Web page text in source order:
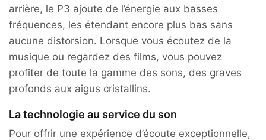
arrière, le P3 ajoute de l’énergie aux basses
fréquences, les étendant encore plus bas sans
aucune distorsion. Lorsque vous écoutez de la
musique ou regardez des films, vous pouvez
profiter de toute la gamme des sons, des graves
profonds aux aigus cristallins.
La technologie au service du son
Pour offrir une expérience d’écoute exceptionnelle,